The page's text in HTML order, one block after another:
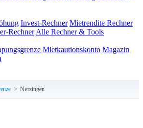
Invest-Rechner Mietrendite Rechner
Rechner Alle Rechner & Tools
Mietkautionskonto Magazin
Nersingen